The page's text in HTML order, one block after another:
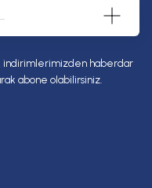
indirimlerimizden haberdar
abone olabilirsiniz.